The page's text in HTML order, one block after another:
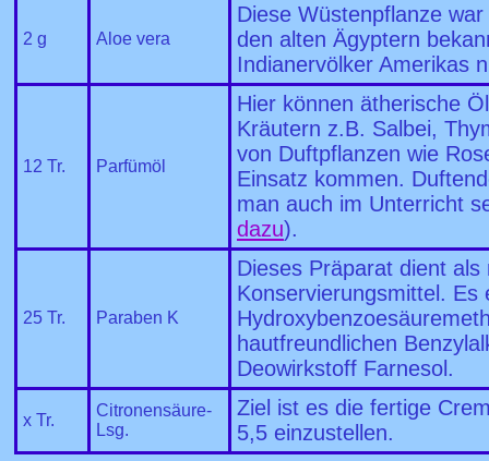
2 g Aloe vera
Diese Wüstenpflanze
den alten Ägyptern
Indianervölker Amerikas
12 Tr. Parfümöl
Hier können ätherische
Kräutern z.B. Salbei,
von Duftpflanzen wie
Einsatz kommen.
man auch im Unterricht
dazu).
25 Tr. Paraben K
Dieses Präparat dient als
Konservierungsmittel. Es
hautfreundlichen
Deowirkstoff Farnesol.
x Tr.
Citronensäure-
Lsg.
Ziel ist es die fertige
5,5 einzustellen.